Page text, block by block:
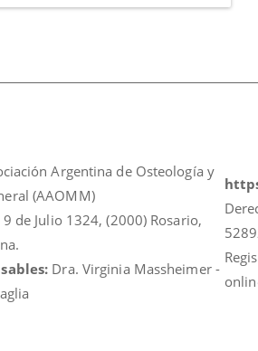
Argentina de Osteología y
(AAOMM)
9 de Julio 1324, (2000) Rosario,
Dra. Virginia Massheimer -